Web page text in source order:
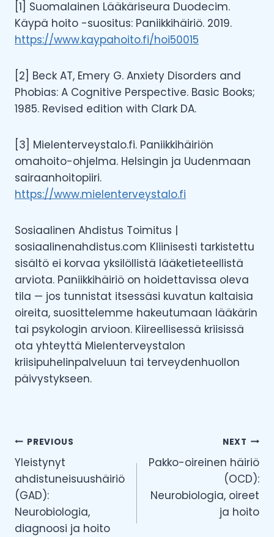
[1] Suomalainen Lääkäriseura Duodecim.
Käypä hoito -suositus: Paniikkihäiriö. 2019.
https://www.kaypahoito.fi/hoi50015
[2] Beck AT, Emery G. Anxiety Disorders and
Phobias: A Cognitive Perspective. Basic Books;
1985. Revised edition with Clark DA.
[3] Mielenterveystalo.fi. Paniikkihäiriön
omahoito-ohjelma. Helsingin ja Uudenmaan
sairaanhoitopiiri.
https://www.mielenterveystalo.fi
Sosiaalinen Ahdistus Toimitus |
sosiaalinenahdistus.com Kliinisesti tarkistettu
sisältö ei korvaa yksilöllistä lääketieteellistä
arviota. Paniikkihäiriö on hoidettavissa oleva
tila — jos tunnistat itsessäsi kuvatun kaltaisia
oireita, suosittelemme hakeutumaan lääkärin
tai psykologin arvioon. Kiireellisessä kriisissä
ota yhteyttä Mielenterveystalon
kriisipuhelinpalveluun tai terveydenhuollon
päivystykseen.
Post
navigation
PREVIOUS
Yleistynyt
ahdistuneisuushäiriö
(GAD):
Neurobiologia,
diagnoosi ja hoito
NEXT
Pakko-oireinen häiriö
(OCD):
Neurobiologia, oireet
ja hoito